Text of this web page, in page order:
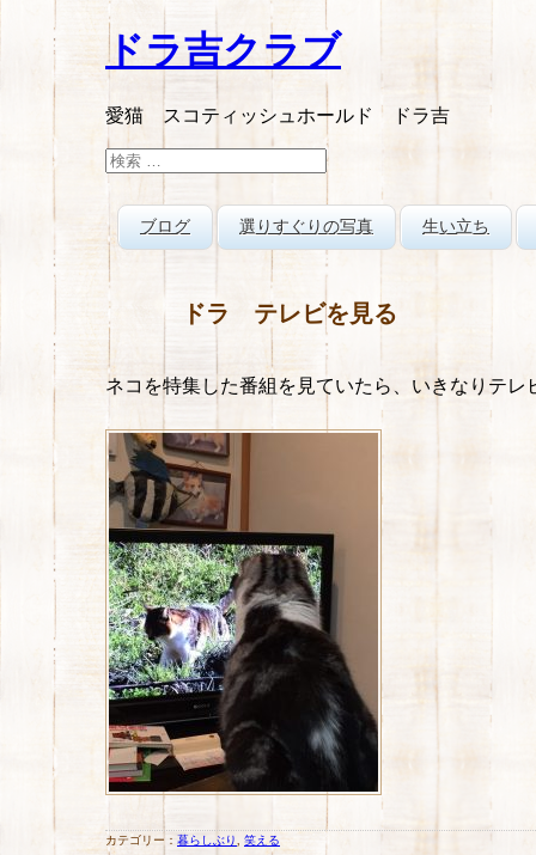
ドラ吉クラブ
愛猫 スコティッシュホールド ドラ吉
検
索:
ブログ 選りすぐりの写真 生い立ち
ドラ テレビを見る
ネコを特集した番組を見ていたら、いきなりテ
カテゴリー： 暮らしぶり 笑える